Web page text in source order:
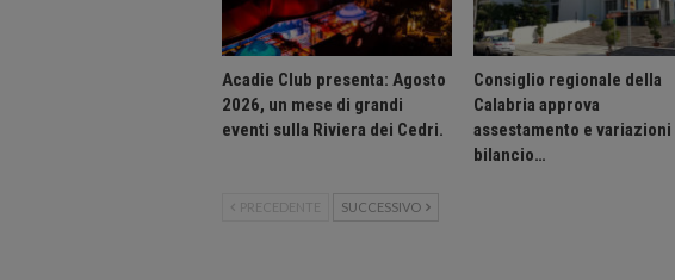
Acadie Club presenta: Agosto
2026, un mese di grandi
eventi sulla Riviera dei Cedri.
Consiglio regionale della
Calabria approva
assestamento e variazioni
bilancio…
PRECEDENTE SUCCESSIVO